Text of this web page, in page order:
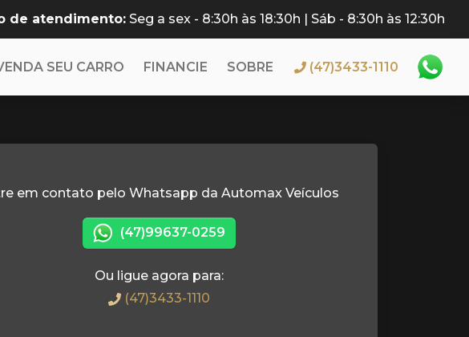
de atendimento: Seg a sex - 8:30h às 18:30h | Sáb - 8:30h às 12:30h
SEU CARRO FINANCIE SOBRE (47)3433-1110
em contato pelo Whatsapp da Automax Veículos
(47)99637-0259
Ou ligue agora para:
(47)3433-1110